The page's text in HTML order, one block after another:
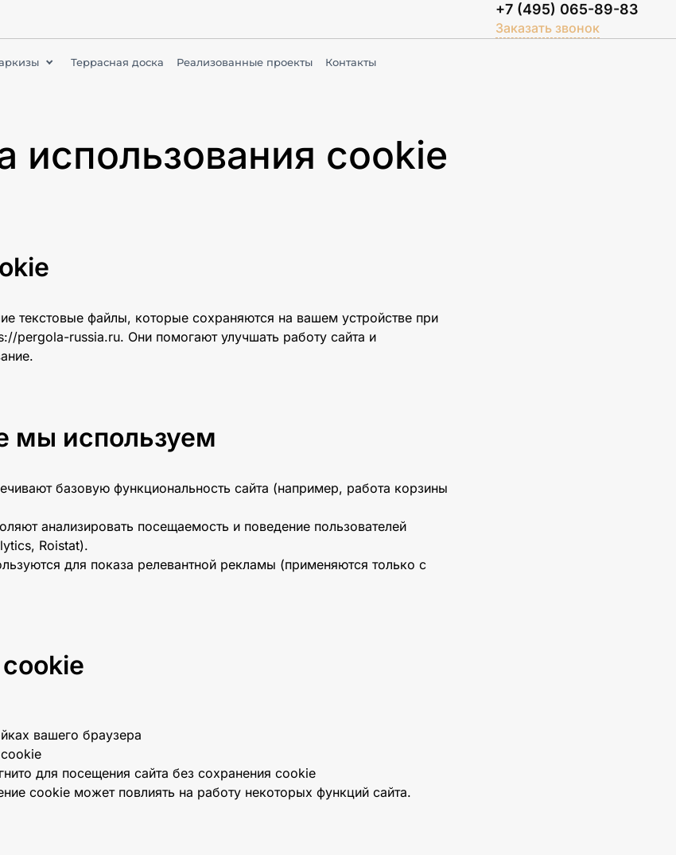
+7 (495) 065-89-83
Заказать звонок
Террасная доска Реализованные проекты Контакты
использования cookie
текстовые файлы, которые сохраняются на вашем устройстве при
pergola-russia.ru. Они помогают улучшать работу сайта и
мы используем
базовую функциональность сайта (например, работа корзины
анализировать посещаемость и поведение пользователей
Roistat).
для показа релевантной рекламы (применяются только с
вашего браузера
для посещения сайта без сохранения cookie
cookie может повлиять на работу некоторых функций сайта.